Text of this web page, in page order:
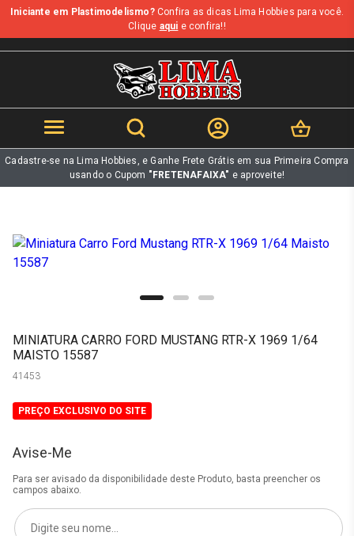
b
Iniciante em Plastimodelismo?Confira as dicas Lima Hobbies para você.
Clique aqui e confira!!
Cadastre-se na Lima Hobbies, e Ganhe Frete Grátis em sua Primeira Compra
usando o Cupom "FRETENAFAIXA" e aproveite!
MINIATURA CARRO FORD MUSTANG RTR-X 1969 1/64
MAISTO 15587
41453
PREÇO EXCLUSIVO DO SITE
Avise-Me
Para ser avisado da disponibilidade deste Produto, basta preencher os
campos abaixo.